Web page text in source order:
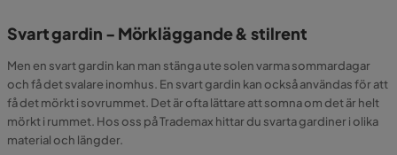
Svart gardin - Mörkläggande & stilrent
Men en svart gardin kan man stänga ute solen varma sommardagar
och få det svalare inomhus. En svart gardin kan också användas för att
få det mörkt i sovrummet. Det är ofta lättare att somna om det är helt
mörkt i rummet. Hos oss på Trademax hittar du svarta gardiner i olika
material och längder.